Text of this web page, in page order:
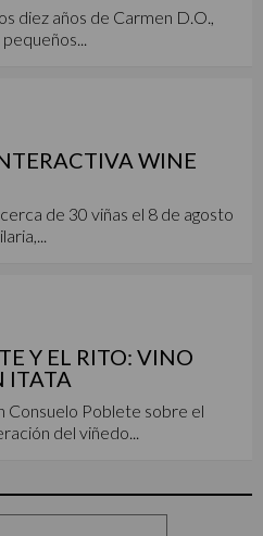
diez años de Carmen D.O.,
WINE
de 30 viñas el 8 de agosto
Y EL RITO: VINO
ITATA
Consuelo Poblete sobre el
del viñedo...